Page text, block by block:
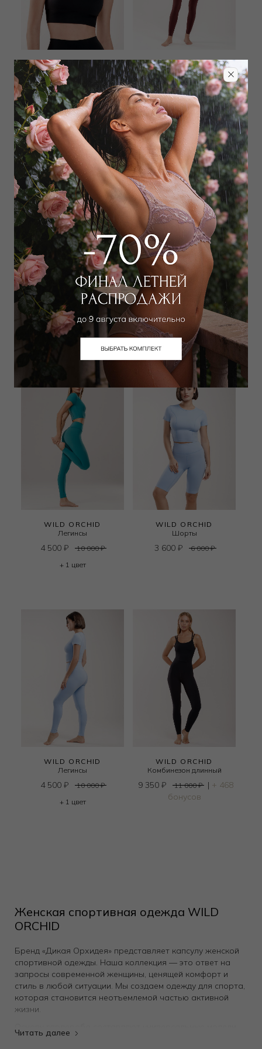
WILD ORCHID
Топ
5 000₽ |+ 250 бонусов
+ 1 цвет
WILD ORCHID
Топ
5 000₽ |+ 250 бонусов
+ 1 цвет
WILD ORCHID
Легинсы
4 500₽ 10 000₽
WILD ORCHID
3 150₽ 6 500
WILD ORCHID
Легинсы
4 500 ₽ 10 000₽
+ 1 цвет
WILD ORCHID
Шорты
3 600 ₽ 6 000₽
WILD ORCHID
Легинсы
4 500 ₽ 10 000₽
+ 1 цвет
WILD ORCHID
Комбинезон длинный
9 350 ₽ 11 000₽ | + 468
бонусов
Женская спортивная одежда WILD
ORCHID
Бренд «Дикая Орхидея» представляет капсулу женской
спортивной одежды. Наша коллекция — это ответ на
запросы современной женщины, ценящей комфорт и
стиль в любой ситуации. Мы создаем одежду для спорта,
которая становится неотъемлемой частью активной
жизни.
подходящие для высоких нагрузок и повседневной